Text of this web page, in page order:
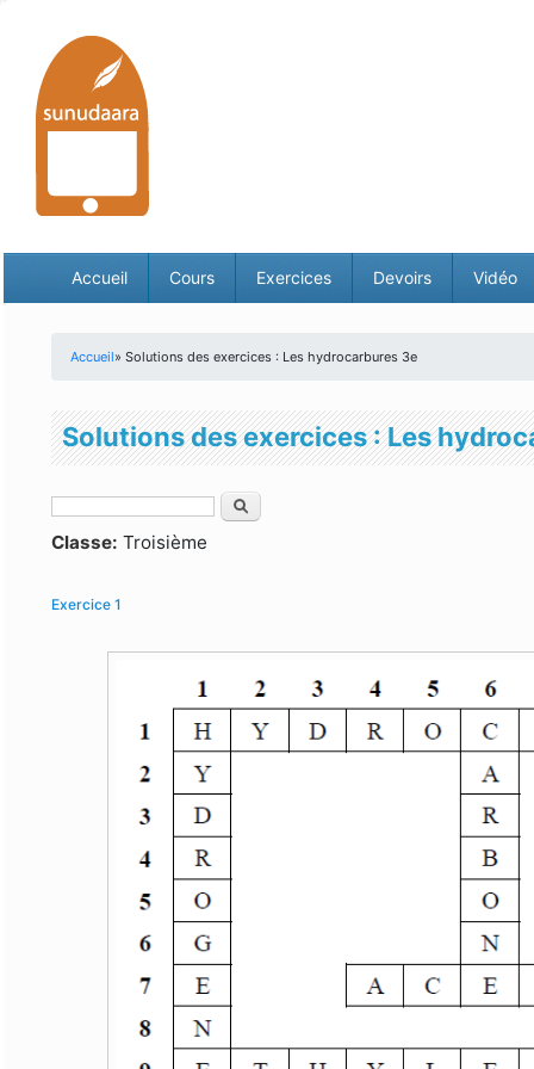
Accueil Cours Exercices Devoirs Vidéo
Accueil» Solutions des exercices : Les hydrocarbures 3e
Solutions des exercices : Les
Formulaire de recherche
Rechercher
Classe:Troisième
Exercice 1